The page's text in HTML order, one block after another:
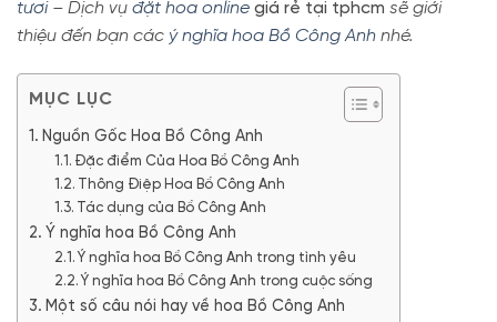
tươi– Dịch vụ đặt hoa online giá rẻ tại tphcm sẽ giới
thiệu đến bạn các ý nghĩa hoa Bồ Công Anh nhé.
MỤC LỤC
Nguồn Gốc Hoa Bồ Công Anh
Đặc điểm Của Hoa Bồ Công Anh
Thông Điệp Hoa Bồ Công Anh
Tác dụng của Bồ Công Anh
Ý nghĩa hoa Bồ Công Anh
Ý nghĩa hoa Bồ Công Anh trong tình yêu
Ý nghĩa hoa Bồ Công Anh trong cuộc sống
Một số câu nói hay về hoa Bồ Công Anh